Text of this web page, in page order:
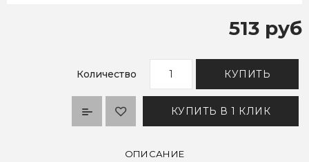
513 руб
Количество КУПИТЬ
КУПИТЬ В 1 КЛИК
ОПИСАНИЕ